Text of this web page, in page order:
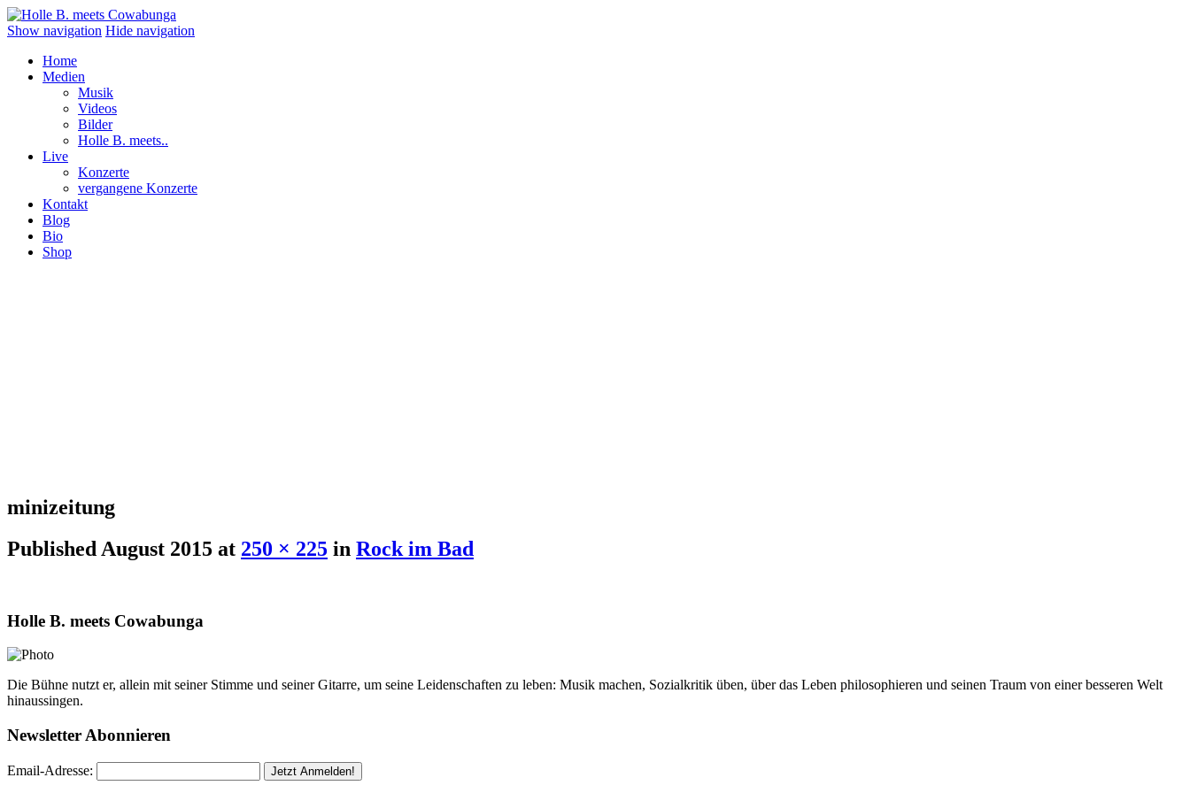
Show navigation Hide navigation
Home
Medien
Musik
Videos
Bilder
Holle B. meets..
Live
Konzerte
vergangene Konzerte
Kontakt
Blog
Bio
Shop
minizeitung
Published August 2015 at 250 × 225 in Rock im Bad
Holle B. meets Cowabunga
Die Bühne nutzt er, allein mit seiner Stimme und seiner Gitarre, um seine Leidenschaften zu leben: Musik machen, Sozialkritik üben, über das Leben philosophieren und seinen Traum von einer besseren Welt
hinaussingen.
Newsletter Abonnieren
Email-Adresse: